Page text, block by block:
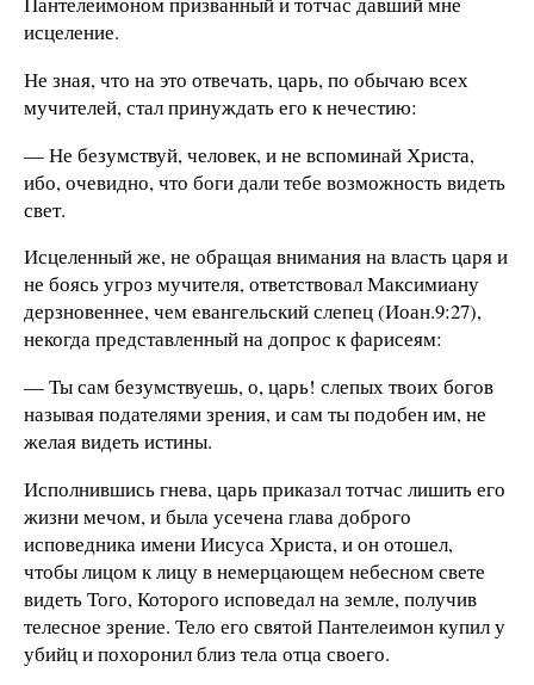
исцеление.
Не зная, что на это отвечать, царь, по обычаю всех
мучителей, стал принуждать его к нечестию:
— Не безумствуй, человек, и не вспоминай Христа,
ибо, очевидно, что боги дали тебе возможность видеть
свет.
Исцеленный же, не обращая внимания на власть царя и
не боясь угроз мучителя, ответствовал Максимиану
дерзновеннее, чем евангельский слепец (Иоан.9:27),
некогда представленный на допрос к фарисеям:
— Ты сам безумствуешь, о, царь! слепых твоих богов
называя подателями зрения, и сам ты подобен им, не
желая видеть истины.
Исполнившись гнева, царь приказал тотчас лишить его
жизни мечом, и была усечена глава доброго
исповедника имени Иисуса Христа, и он отошел,
чтобы лицом к лицу в немерцающем небесном свете
видеть Того, Которого исповедал на земле, получив
телесное зрение. Тело его святой Пантелеимон купил у
убийц и похоронил близ тела отца своего.